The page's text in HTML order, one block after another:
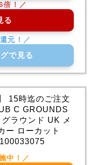
る
で見る
15時迄のご注文
C GROUNDS
ラウンド UK メ
ー ローカット